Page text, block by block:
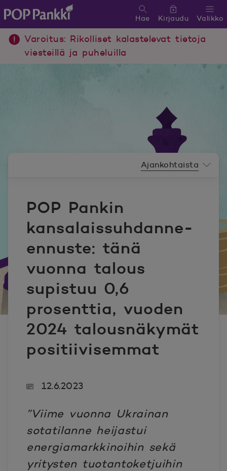
POP Pankki, etusivulle
Valikko
Hae Kirjaudu
Varoitus: Rikolliset kalastelevat tietoja
viesteillä ja puheluilla
POP Pankin
kansalaissuhdanne-
ennuste: tänä
vuonna talous
supistuu 0,6
prosenttia, vuoden
2024 talousnäkymät
positiivisemmat
Ajankohtaista
12.6.2023
”Viime vuonna Ukrainan
sotatilanne heijastui
energiamarkkinoihin sekä
yritysten tuotantoketjuihin